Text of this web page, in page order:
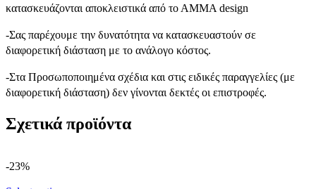
κατασκευάζονται αποκλειστικά από το ΑΜΜΑ design
-Σας παρέχουμε την δυνατότητα να κατασκευαστούν σε
διαφορετική διάσταση με το ανάλογο κόστος.
-Στα Προσωποποιημένα σχέδια και στις ειδικές παραγγελίες (με
διαφορετική διάσταση) δεν γίνονται δεκτές οι επιστροφές.
Σχετικά προϊόντα
-23%